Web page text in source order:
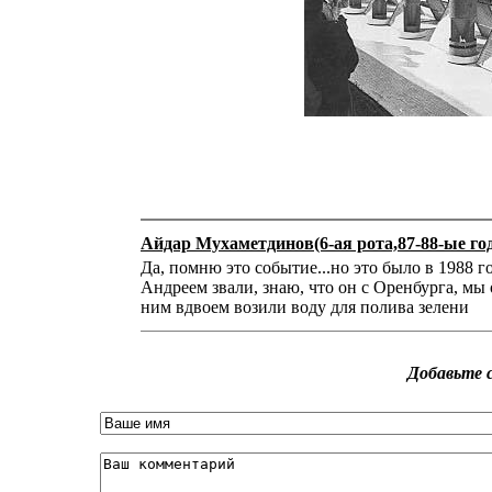
Да, помню это событие...но это было в 1988
Андреем звали, знаю, что он с Оренбурга,
ним вдвоем возили воду для полива зелени